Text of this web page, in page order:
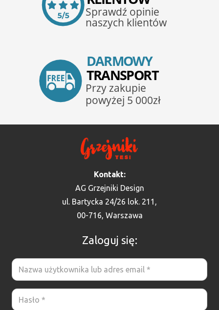
Kontakt:
AG Grzejniki Design
ul. Bartycka 24/26 lok. 211,
00-716, Warszawa
Zaloguj się: